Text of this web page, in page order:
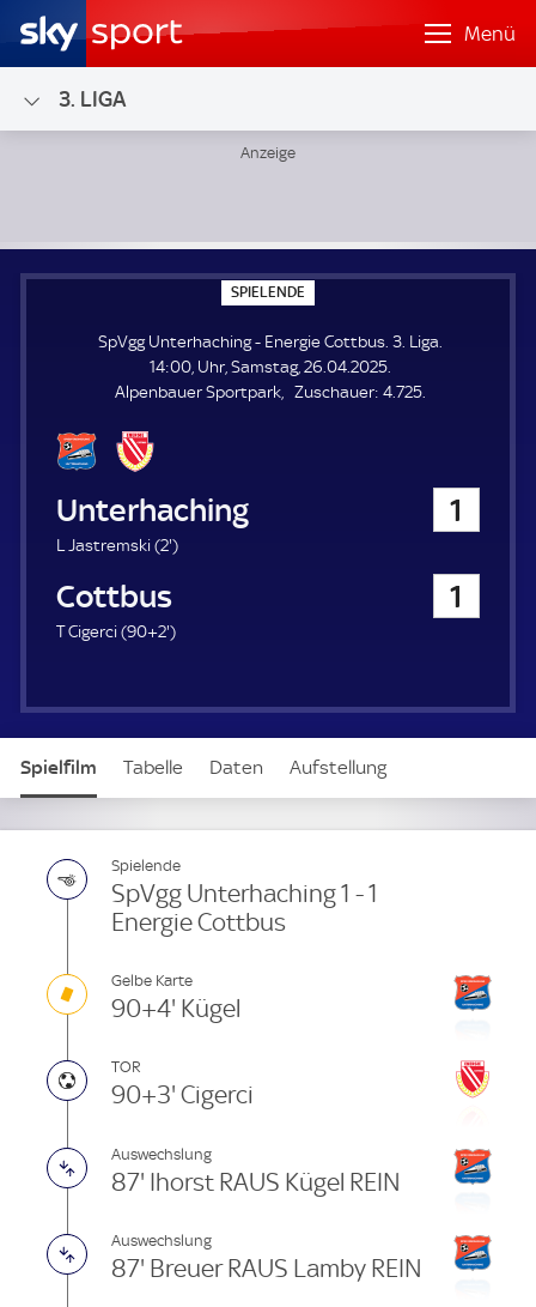
Menü
3. LIGA
SPIELENDE
P
E
L
E
N
SpVgg Unterhaching - Energie Cottbus. 3. Liga.
14:00, Uhr, Samstag, 26.04.2025.
Alpenbauer Sportpark
Zuschauer: Z
4.725.
SpVgg Unterhaching 1
L Jastremski (2'2
m
n
e
)
Energie Cottbus 1
T Cigerci (90+2'9
u
t
)
Spielfilm Tabelle Daten Aufstellung
Spielende
SpVgg Unterhaching 1 - 1
Energie Cottbus
Gelbe Karte
90+4' Kügel
TOR
90+3' Cigerci
Auswechslung
87' Ihorst RAUS Kügel REIN
Auswechslung
87' Breuer RAUS Lamby REIN